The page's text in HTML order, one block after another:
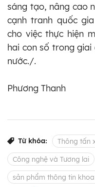
sáng tạo, nâng cao
cạnh tranh quốc
cho việc thực hiện
hai con số trong
nước./.
Phương Thanh
Từ khóa: Thông tấn
Công nghệ và Tương lai
sản phẩm thông tin